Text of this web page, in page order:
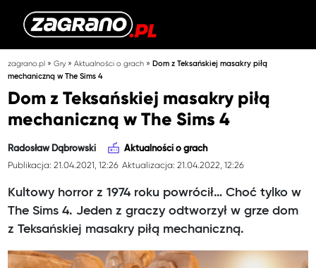
zagrano.pl »Gry»Aktualności o grach »Dom z Teksańskiej masakry piłą
mechaniczną w The Sims 4
Dom z Teksańskiej masakry piłą
mechaniczną w The Sims 4
Radosław Dąbrowski Aktualności o grach
Publikacja: 21.04.2021, 12:26 Aktualizacja: 21.04.2022, 12:26
Kultowy horror z 1974 roku powrócił… Choć tylko w
The Sims 4. Jeden z graczy odtworzył w grze dom
z Teksańskiej masakry piłą mechaniczną.